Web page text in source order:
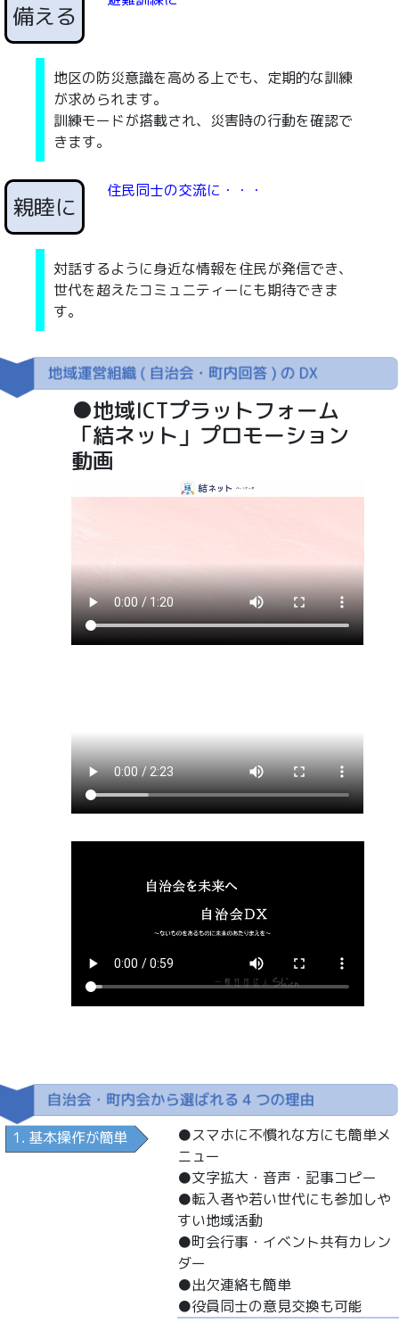
備える
地区の防災意識を高める上でも、定期的な訓練
が求められます。
訓練モードが搭載され、災害時の行動を確認で
きます。
親睦に
住民同士の交流に・・・
対話するように身近な情報を住民が発信でき、
世代を超えたコミュニティーにも期待できま
す。
●地域ICTプラットフォーム
「結ネット」プロモーション
動画
●スマホに不慣れな方にも簡単メ
ニュー
●文字拡大・音声・記事コピー
●転入者や若い世代にも参加しや
すい地域活動
●町会行事・イベント共有カレン
ダー
●出欠連絡も簡単
●役員同士の意見交換も可能